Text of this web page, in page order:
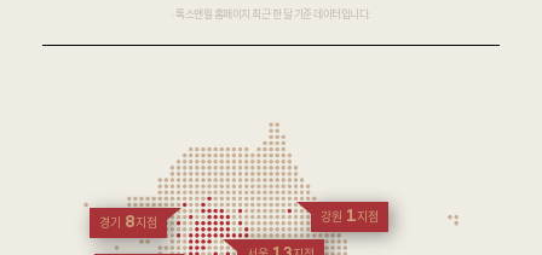
· 톡스앤필 홈페이지 최근 한 달 기준 데이터입니다.
경기 8지점 강원 1지점